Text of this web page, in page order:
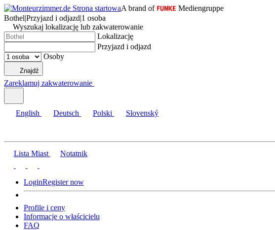
A brand of
Mediengruppe
Bothel|Przyjazd i odjazd|1 osoba
Wyszukaj lokalizację lub zakwaterowanie
Lokalizację
Przyjazd i odjazd
Osoby
Znajdź
Zareklamuj zakwaterowanie
English Deutsch Polski Slovenský
Lista Miast Notatnik
LoginRegister now
Profile i ceny
Informacje o właścicielu
FAQ